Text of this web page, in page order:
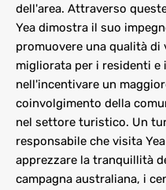
dell'area. Attraverso
Yea dimostra il suo
promuovere una qualità di
migliorata per i residenti e
nell'incentivare un
coinvolgimento della
nel settore turistico. Un
responsabile che visita
apprezzare la tranquillità
campagna australiana, i